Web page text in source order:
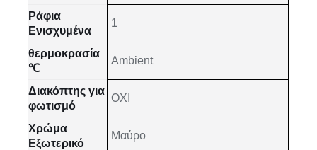
Ράφια
Ενισχυμένα
1
θερμοκρασία
℃
Ambient
Διακόπτης για
φωτισμό
ΟΧΙ
Χρώμα
Εξωτερικό
Μαύρο